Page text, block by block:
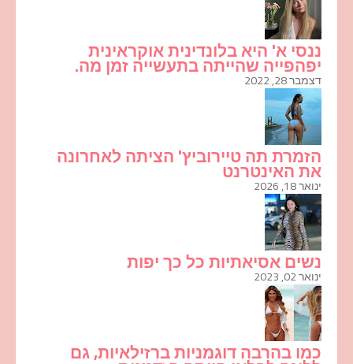
ננסי א' היא בלונדינית אוקראינית
יפהפייה שהייתה בתעשייה זמן מה.
דצמבר 28, 2022
הזמרת תה טיירוביץ' הציתה לאחרונה
את האינטרנט
ינואר 18, 2026
נשים אסיאתיות כל כך יפות
ינואר 02, 2023
כמו בהרבה דוגמניות ברזילאיות, גם